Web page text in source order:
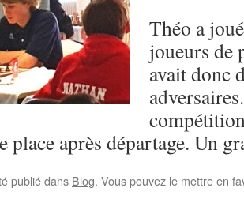
Théo a
joueurs de
avait donc
place après départage. Un
publié dans Blog. Vous pouvez le mettre en